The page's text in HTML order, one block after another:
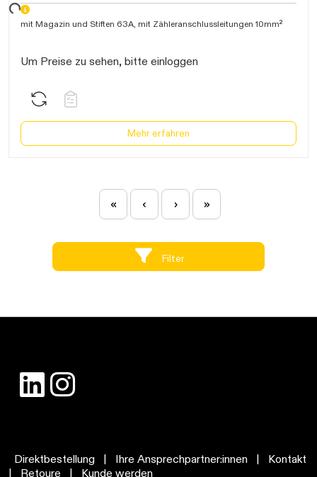
Daten werden geladen. Bitte warten...
mit Magazin und Stiften 63A, mit Zähleranschlussleitungen 10mm²
Um Preise zu sehen, bitte einloggen
Mehr erfahren
« ‹ › »
Filter
Direktbestellung | Ihre Ansprechpartner:innen |
Kontakt
|
Retoure | Kunde werden